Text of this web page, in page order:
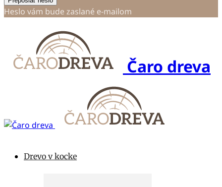
Heslo vám bude zaslané e-mailom
Čaro dreva
Drevo v kocke